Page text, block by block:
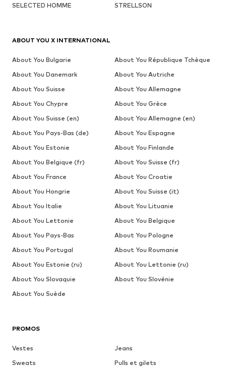
SELECTED HOMME
STRELLSON
PROMOS
Vestes
Jeans
Sweats
Pulls et gilets
ABOUT YOU X INTERNATIONAL
About You Bulgarie
About You République Tchèque
About You Danemark
About You Autriche
About You Suisse
About You Allemagne
About You Chypre
About You Grèce
About You Suisse (en)
About You Allemagne (en)
About You Pays-Bas (de)
About You Espagne
About You Estonie
About You Finlande
About You Belgique (fr)
About You Suisse (fr)
About You France
About You Croatie
About You Hongrie
About You Suisse (it)
About You Italie
About You Lituanie
About You Lettonie
About You Belgique
About You Pays-Bas
About You Pologne
About You Portugal
About You Roumanie
About You Estonie (ru)
About You Lettonie (ru)
About You Slovaquie
About You Slovénie
About You Suède